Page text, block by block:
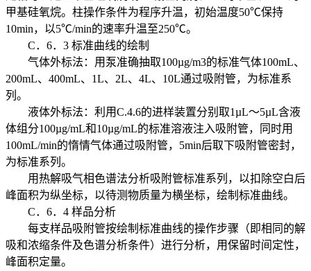
甲基硅氧烷。柱操作条件为程序升温，初始温度50℃保持
10min，以5℃/min的速率升温至250℃。
C．6．3 标准曲线的绘制
气体外标法：用泵准确抽取100µg/m3的标准气体100mL、
200mL、400mL、1L、2L、4L、10L通过吸附管，为标准系
列。
液体外标法：利用C.4.6的进样装置分别取1µL～5µL含液
体组分100µg/mL和10µg/mL的标准溶液注入吸附管，同时用
100mL/min的惰情气体通过吸附管，5min后取下吸附管密封，
为标准系列。
用热解吸气相色谱法分析吸附管标准系列，以扣除空白后
峰面积为纵坐标，以待测物质量为横坐标，绘制标准曲线。
C．6．4 样品分析
每支样品吸附管按绘制标准曲线的操作步骤（即相同的解
吸和浓缩条件及色谱分析条件）进行分析，用保留时间定性，
峰面积定量。